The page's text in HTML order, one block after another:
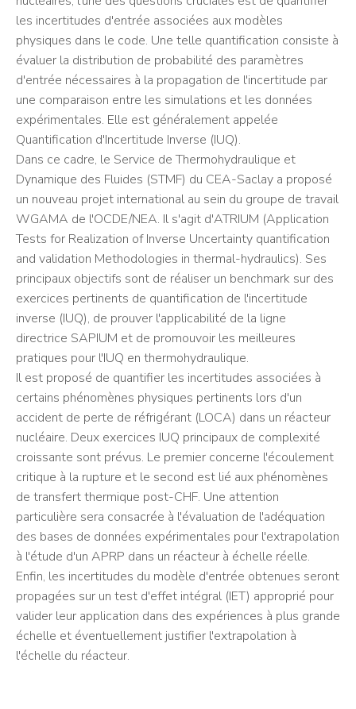
les incertitudes d'entrée associées aux modèles
physiques dans le code. Une telle quantification consiste à
évaluer la distribution de probabilité des paramètres
d'entrée nécessaires à la propagation de l'incertitude par
une comparaison entre les simulations et les données
expérimentales. Elle est généralement appelée
Quantification d'Incertitude Inverse (IUQ).
Dans ce cadre, le Service de Thermohydraulique et
Dynamique des Fluides (STMF) du CEA-Saclay a proposé
un nouveau projet international au sein du groupe de travail
WGAMA de l'OCDE/NEA. Il s'agit d'ATRIUM (Application
Tests for Realization of Inverse Uncertainty quantification
and validation Methodologies in thermal-hydraulics). Ses
principaux objectifs sont de réaliser un benchmark sur des
exercices pertinents de quantification de l'incertitude
inverse (IUQ), de prouver l'applicabilité de la ligne
directrice SAPIUM et de promouvoir les meilleures
pratiques pour l'IUQ en thermohydraulique.
Il est proposé de quantifier les incertitudes associées à
certains phénomènes physiques pertinents lors d'un
accident de perte de réfrigérant (LOCA) dans un réacteur
nucléaire. Deux exercices IUQ principaux de complexité
croissante sont prévus. Le premier concerne l'écoulement
critique à la rupture et le second est lié aux phénomènes
de transfert thermique post-CHF. Une attention
particulière sera consacrée à l'évaluation de l'adéquation
des bases de données expérimentales pour l'extrapolation
à l'étude d'un APRP dans un réacteur à échelle réelle.
Enfin, les incertitudes du modèle d'entrée obtenues seront
propagées sur un test d'effet intégral (IET) approprié pour
valider leur application dans des expériences à plus grande
échelle et éventuellement justifier l'extrapolation à
l'échelle du réacteur.